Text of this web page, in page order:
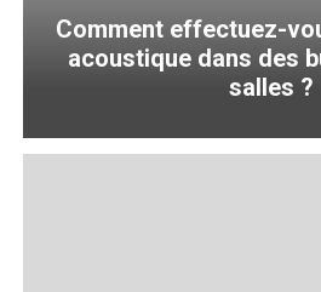
Comment effectuez-
acoustique dans des
salles ?